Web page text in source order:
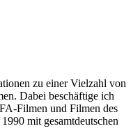
zu einer Vielzahl von
Dabei beschäftige ich
Filmen und Filmen des
mit gesamtdeutschen